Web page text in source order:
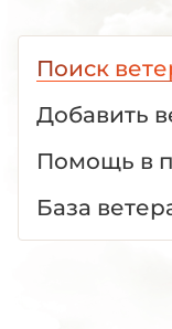
Поиск
Добавить
Помощь в
База